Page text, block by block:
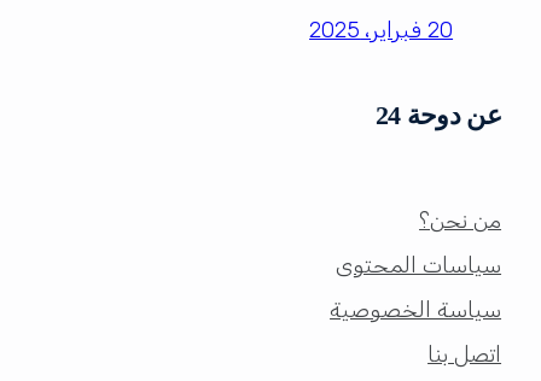
20 فبراير، 2025
عن دوحة 24
من نحن؟
سياسات المحتوى
سياسة الخصوصية
اتصل بنا